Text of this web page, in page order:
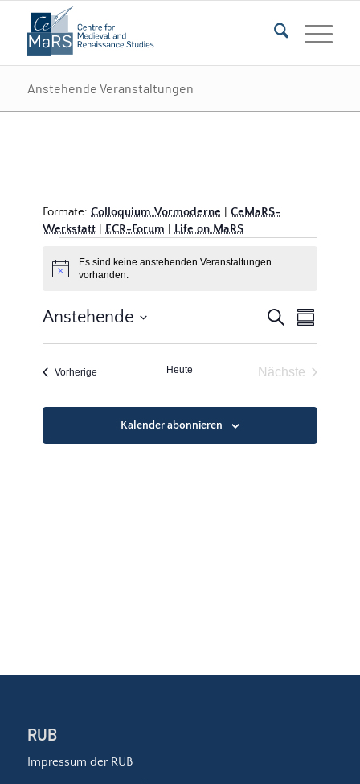
Anstehende Veranstaltungen
Formate:Colloquium Vormoderne |CeMaRS-
Werkstatt
ECR-Forum Life on MaRS
Veranstaltungen
Hinweis
Es sind keine anstehenden Veranstaltungen
vorhanden.
Suche
und
Suche
Anstehende
Vorherige VeranstaltungenHeute
Nächste
Kalender abonnieren
RUB
Impressum der RUB